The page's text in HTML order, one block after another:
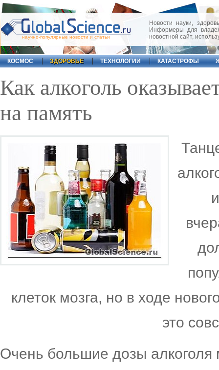
научно-популярные новости и статьи
Новости науки,
Информеры для
новостной сайт,
КОСМОС ЗДОРОВЬЕ ТЕХНОЛОГИИ КАТАСТРОФЫ
Как алкоголь
на память
клеток мозга, но в ходе
это
Очень большие дозы алкоголя